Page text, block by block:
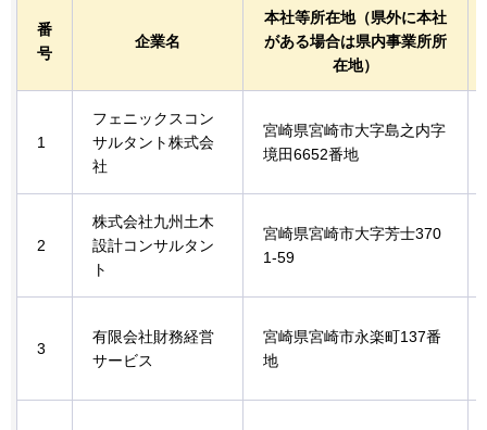
番
号
企業名
本社等所在地（県外に本社
がある場合は県内事業所所
在地）
1
フェニックスコン
サルタント株式会
社
宮崎県宮崎市大字島之内字
境田6652番地
2
株式会社九州土木
設計コンサルタン
ト
宮崎県宮崎市大字芳士370
1-59
3
有限会社財務経営
サービス
宮崎県宮崎市永楽町137番
地